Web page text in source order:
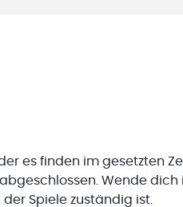
es finden im gesetzten
Wende dich
Spiele zuständig ist.